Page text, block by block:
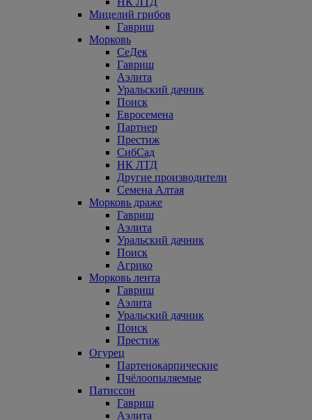
Мицелий грибов
Гавриш
Морковь
СеДек
Гавриш
Аэлита
Уральский дачник
Поиск
Евросемена
Партнер
Престиж
СибСад
НК ЛТД
Другие производители
Семена Алтая
Морковь драже
Гавриш
Аэлита
Уральский дачник
Поиск
Агрико
Морковь лента
Гавриш
Аэлита
Уральский дачник
Поиск
Престиж
Огурец
Партенокарпические
Пчёлоопыляемые
Патиссон
Гавриш
Аэлита